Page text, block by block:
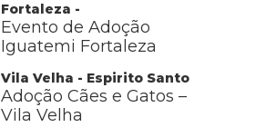
Fortaleza -
Evento de Adoção
Iguatemi Fortaleza
Vila Velha - Espirito Santo
Adoção Cães e Gatos –
Vila Velha